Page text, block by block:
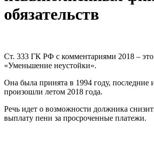
обязательств
Ст. 333 ГК РФ с комментариями 2018 – это
«Уменьшение неустойки».
Она была принята в 1994 году, последние
произошли летом 2018 года.
Речь идет о возможности должника
выплату пени за просроченные платежи.